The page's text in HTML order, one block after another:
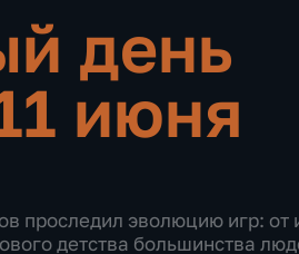
день
июня
проследил эволюцию игр: от
детства большинства